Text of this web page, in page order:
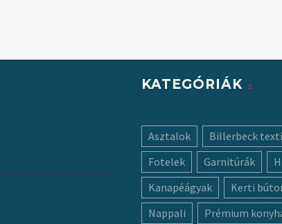
KATEGÓRIÁK
Asztalok Billerbeck
Fotelek
Garnitúrák
Kanapéágyak
Kerti
Nappali
Prémium